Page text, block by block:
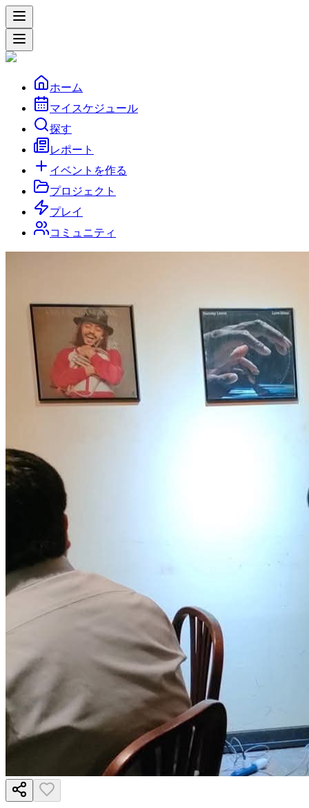
ホーム
マイスケジュール
探す
レポート
イベントを作る
プロジェクト
プレイ
コミュニティ